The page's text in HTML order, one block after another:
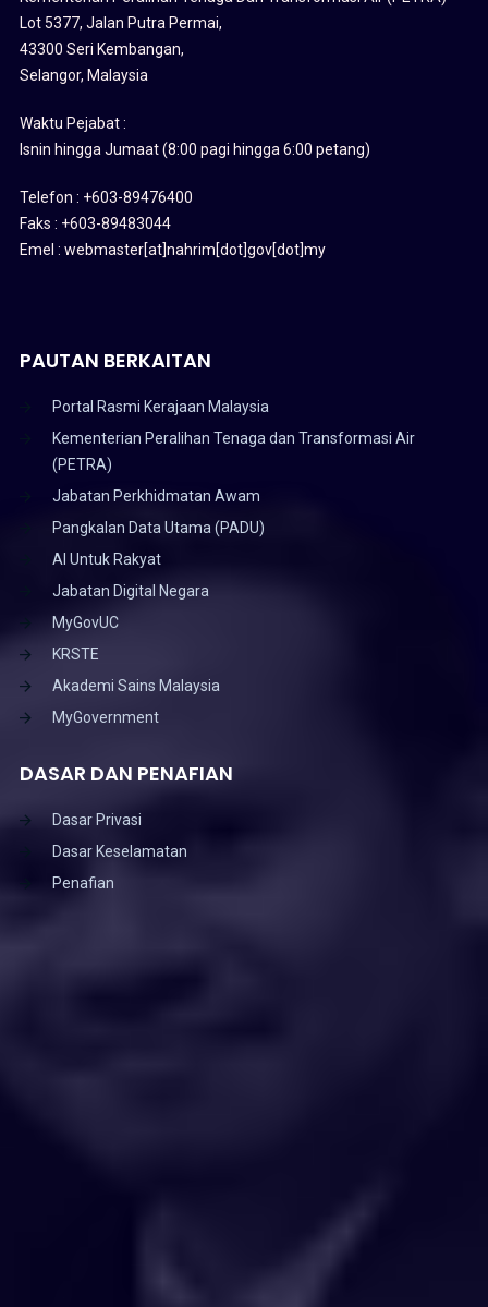
Lot 5377, Jalan Putra Permai,
43300 Seri Kembangan,
Selangor, Malaysia
Waktu Pejabat :
Isnin hingga Jumaat (8:00 pagi hingga 6:00 petang)
Telefon : +603-89476400
Faks : +603-89483044
Emel : webmaster[at]nahrim[dot]gov[dot]my
PAUTAN BERKAITAN
Portal Rasmi Kerajaan Malaysia
Kementerian Peralihan Tenaga dan Transformasi Air
(PETRA)
Jabatan Perkhidmatan Awam
Pangkalan Data Utama (PADU)
AI Untuk Rakyat
Jabatan Digital Negara
MyGovUC
KRSTE
Akademi Sains Malaysia
MyGovernment
DASAR DAN PENAFIAN
Dasar Privasi
Dasar Keselamatan
Penafian